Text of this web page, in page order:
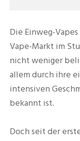
Die Einweg-
Vape-Markt im
nicht weniger
allem durch ihre
intensiven
bekannt ist.
Doch seit der